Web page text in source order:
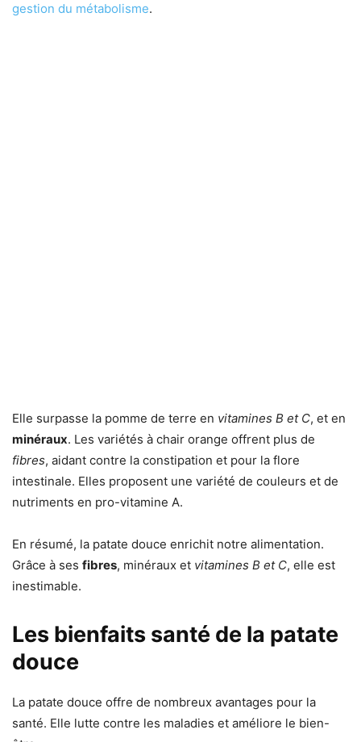
gestion du métabolisme.
Elle surpasse la pomme de terre en vitamines B et C, et en
minéraux. Les variétés à chair orange offrent plus de
fibres, aidant contre la constipation et pour la flore
intestinale. Elles proposent une variété de couleurs et de
nutriments en pro-vitamine A.
En résumé, la patate douce enrichit notre alimentation.
Grâce à ses fibres, minéraux et vitamines B et C, elle est
inestimable.
Les bienfaits santé de la patate
douce
La patate douce offre de nombreux avantages pour la
santé. Elle lutte contre les maladies et améliore le bien-